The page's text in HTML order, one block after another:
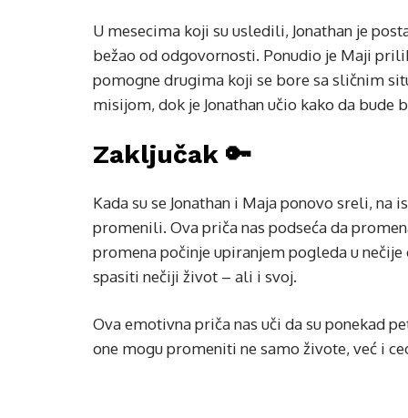
U mesecima koji su usledili, Jonathan je
bežao od odgovornosti. Ponudio je Maji
pomogne drugima koji se bore sa sličnim
misijom, dok je Jonathan učio kako da bude
Zaključak 🔑
Kada su se Jonathan i Maja ponovo sreli,
promenili. Ova priča nas podseća da
promena počinje upiranjem pogleda u
spasiti nečiji život – ali i svoj.
Ova emotivna priča nas uči da su ponekad
one mogu promeniti ne samo živote, već i